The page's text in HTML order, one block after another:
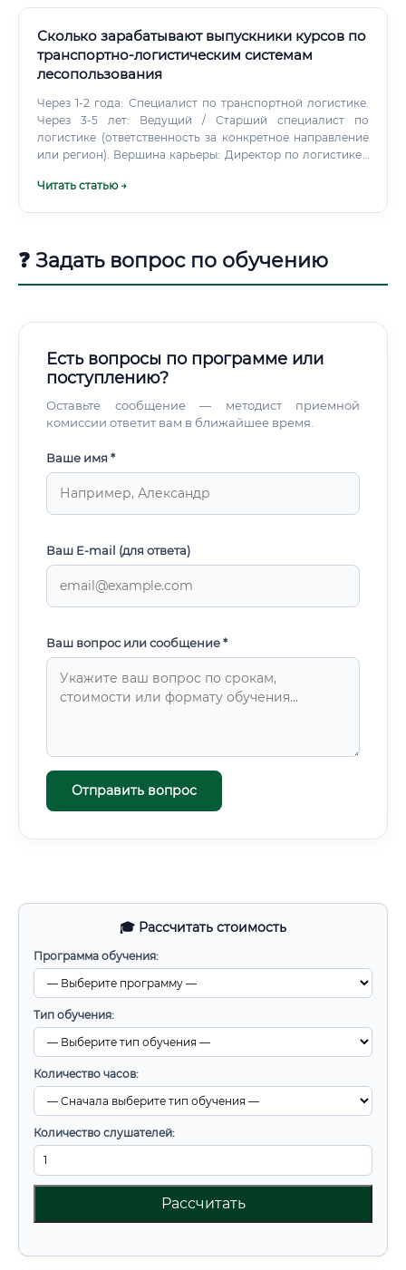
🎓 Рассчитать стоимость
Программа обучения:
Тип обучения:
Количество часов:
Количество слушателей:
Рассчитать
Сколько зарабатывают выпускники курсов по
транспортно-логистическим системам
лесопользования
Через 1-2 года: Специалист по транспортной логистике.
Через 3-5 лет: Ведущий / Старший специалист по
логистике (ответственность за конкретное направление
или регион). Вершина карьеры: Директор по логистике /
Читать статью →
❓ Задать вопрос по обучению
Есть вопросы по программе или
поступлению?
Оставьте сообщение — методист приемной
комиссии ответит вам в ближайшее время.
Ваше имя *
Ваш E-mail (для ответа)
Ваш вопрос или сообщение *
Отправить вопрос